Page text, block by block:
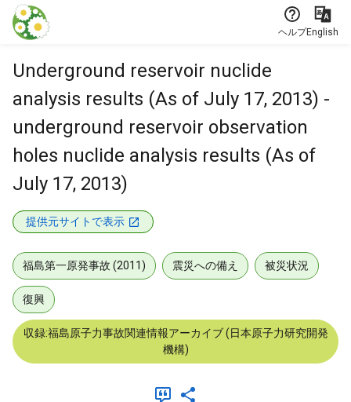
本文に飛ぶ
ヘルプEnglish
Underground reservoir nuclide
analysis results (As of July 17, 2013) -
underground reservoir observation
holes nuclide analysis results (As of
July 17, 2013)
提供元サイトで表示
福島第一原発事故 (2011) 震災への備え 被災状況
復興
収録:福島原子力事故関連情報アーカイブ (日本原子力研究開発
機構)